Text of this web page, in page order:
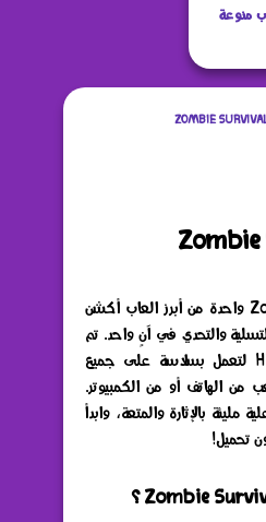
منوعة
ZOMBIE
لعبة Zombie Survival واحدة من أبرز العاب أكشن
والتحدي في آنٍ واحد. تم
تطويرها بتقنية HTML5 لتعمل بسلاسة على جميع
من الهاتف أو من الكمبيوتر.
مليئة بالإثارة والمتعة، وابدأ
تحميل!